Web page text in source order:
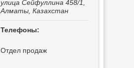
улица Сейфуллина 458/1,
Алматы, Казахстан
Отдел продаж